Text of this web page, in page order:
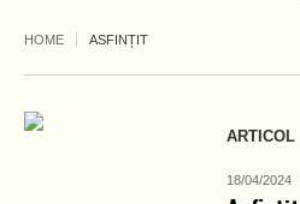
HOME ASFINȚIT
ARTICOL
18/04/2024